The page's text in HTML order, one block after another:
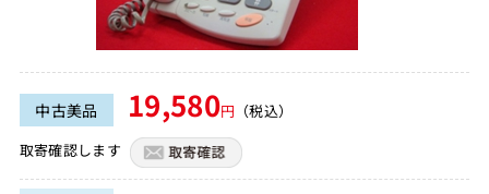
中古美品 19,580円 （税込）
取寄確認します